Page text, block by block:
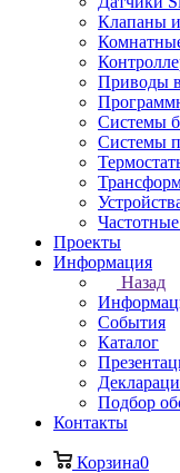
Клапаны
Приводы
Системы
Системы
Проекты
Информация
Назад
События
Каталог
Подбор
Контакты
Корзина0